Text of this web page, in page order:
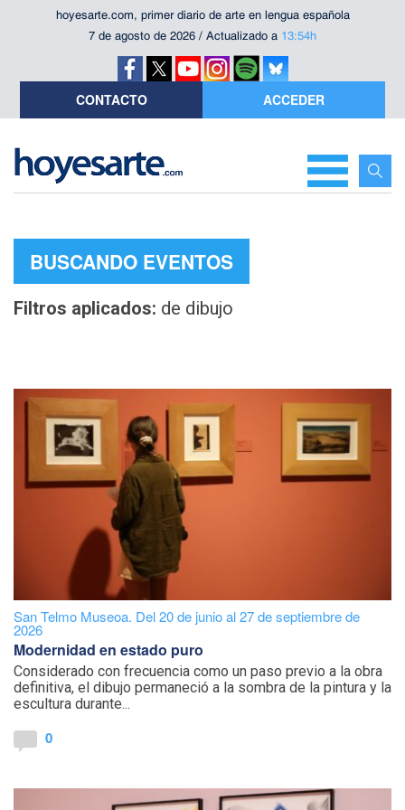
hoyesarte.com, primer diario de arte en lengua española
7 de agosto de 2026 / Actualizado a 13:54h
CONTACTO ACCEDER
BUSCANDO EVENTOS
Filtros aplicados: de dibujo
San Telmo Museoa. Del 20 de junio al 27 de septiembre de
2026
Modernidad en estado puro
Considerado con frecuencia como un paso previo a la obra
definitiva, el dibujo permaneció a la sombra de la pintura y la
escultura durante...
0